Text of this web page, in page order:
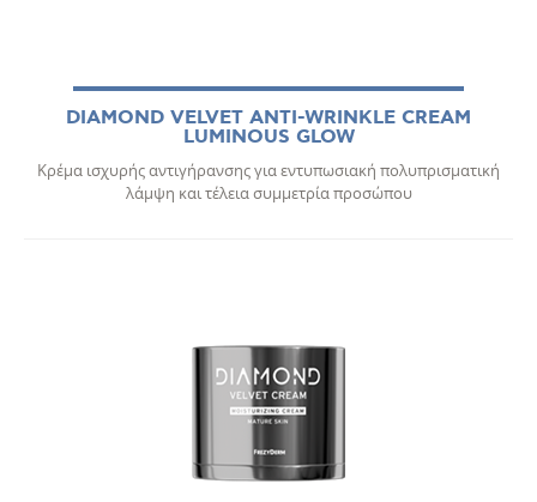
DIAMOND VELVET ANTI-WRINKLE CREAM
LUMINOUS GLOW
Κρέμα ισχυρής αντιγήρανσης για εντυπωσιακή πολυπρισματική
λάμψη και τέλεια συμμετρία προσώπου